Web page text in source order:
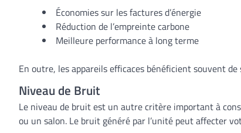
Économies sur les factures d’énergie
Réduction de l’empreinte carbone
Meilleure performance à long terme
En outre, les appareils efficaces bénéficient souvent
Niveau de Bruit
Le niveau de bruit est un autre critère important à
ou un salon. Le bruit généré par l’unité peut affecter